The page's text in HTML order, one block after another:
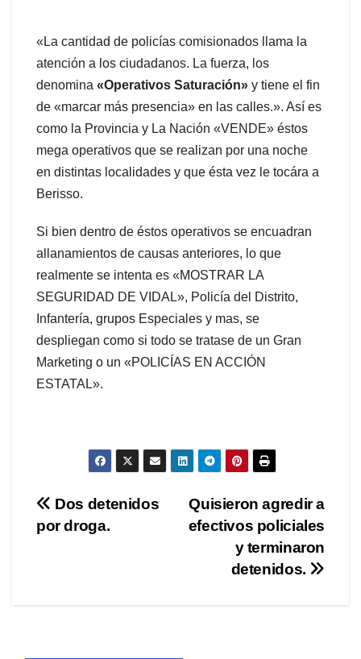
«La cantidad de policías comisionados llama la
atención a los ciudadanos. La fuerza, los
denomina «Operativos Saturación» y tiene el fin
de «marcar más presencia» en las calles.». Así es
como la Provincia y La Nación «VENDE» éstos
mega operativos que se realizan por una noche
en distintas localidades y que ésta vez le tocára a
Berisso.
Si bien dentro de éstos operativos se encuadran
allanamientos de causas anteriores, lo que
realmente se intenta es «MOSTRAR LA
SEGURIDAD DE VIDAL», Policía del Distrito,
Infantería, grupos Especiales y mas, se
despliegan como si todo se tratase de un Gran
Marketing o un «POLICÍAS EN ACCIÓN
ESTATAL».
Navegación
de
Quisieron agredir a
efectivos policiales
y terminaron
detenidos.
Dos detenidos
por droga.